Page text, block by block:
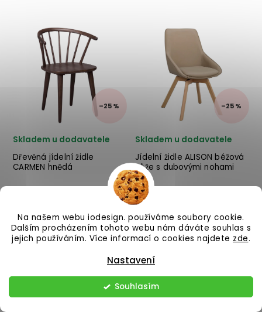
Na našem webu iodesign. používáme soubory cookie.
Dalším procházením tohoto webu nám dáváte souhlas s
jejich používáním. Více informací o cookies najdete zde.
Nastavení
Souhlasím
výrobce designového
nábytku ROWICO v
provedení kostry z
masivního dubového dřeva
a sedáku z černé umělé
kůže. ✅ krás...
výrobce designového
nábytku ROWICO v
provedení kostry z
masivního dubového dřeva
a polstrovaného sedáku ve
světle še...
–25 %
Dřevěná jídelní židle
CARMEN hnědá
Skladem u dodavatele
2 310 Kč
Do košíku
židle CARMEN od švédského
výrobce kvalitního
–25 %
Jídelní židle ALISON béžová
kůže s dubovými nohami
Skladem u dodavatele
4 950 Kč
Do košíku
ALISON od švédského
designového výrobce
kvalitního nábytku ROWICO